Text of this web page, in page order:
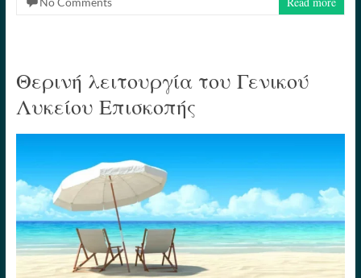
Θερινή λειτουργία του Γενικού
Λυκείου Επισκοπής